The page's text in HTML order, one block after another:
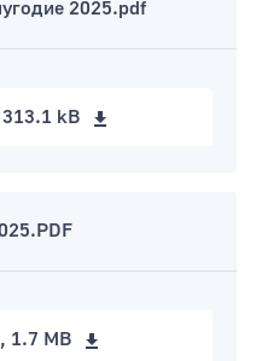
2025.pdf
313.1 kB
1.7 MB